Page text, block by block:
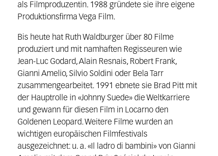
als Filmproduzentin. 1988 gründete sie ihre eigene
Produktionsfirma Vega Film.
Bis heute hat Ruth Waldburger über 80 Filme
produziert und mit namhaften Regisseuren wie
Jean-Luc Godard, Alain Resnais, Robert Frank,
Gianni Amelio, Silvio Soldini oder Bela Tarr
zusammengearbeitet. 1991 ebnete sie Brad Pitt mit
der Hauptrolle in «Johnny Suede» die Weltkarriere
und gewann für diesen Film in Locarno den
Goldenen Leopard. Weitere Filme wurden an
wichtigen europäischen Filmfestivals
ausgezeichnet: u. a. «Il ladro di bambini» von Gianni